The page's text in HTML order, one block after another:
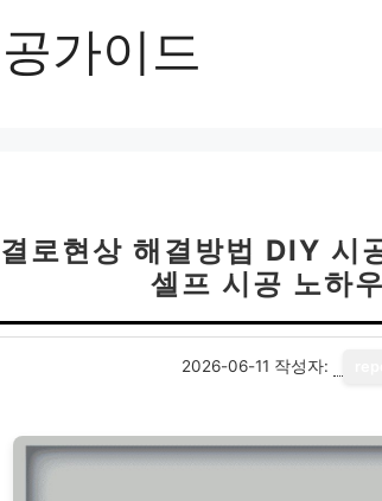
가이드
로현상 해결방법 DIY 시
셀프 시공 노하
2026-06-11 작성자: